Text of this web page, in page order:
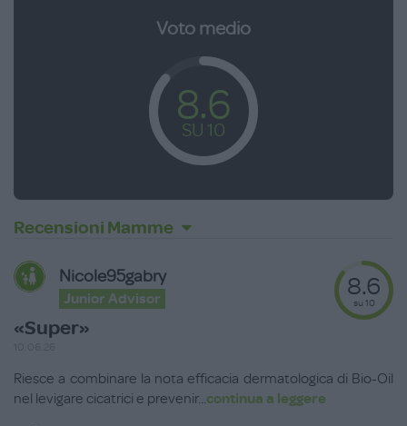
Senza paraffina, profumo, coloranti, conservanti, parabeni.
Disponibile nei formati da 60 ml e da 200 ml.
Voto medio
8.6
SU 10
Recensioni Mamme
Nicole95gabry
Junior Advisor
«Super»
8.6
su 10
Riesce a combinare la nota efficacia dermatologica di Bio-Oil
nel levigare cicatrici e prevenir...continua a leggere